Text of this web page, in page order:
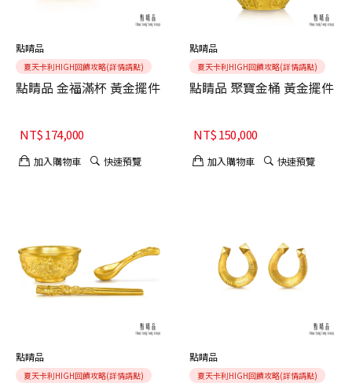
點睛品
夏天卡利HIGH回饋攻略(詳情請點)
點睛品 金福滿杯 黃金擺件
NT$174,000
加入購物車 快速預覽
點睛品
夏天卡利HIGH回饋攻略(詳情請點)
點睛品 聚寶金桶 黃金擺件
NT$150,000
加入購物車 快速預覽
點睛品
夏天卡利HIGH回饋攻略(詳情請點)
點睛品
夏天卡利HIGH回饋攻略(詳情請點)